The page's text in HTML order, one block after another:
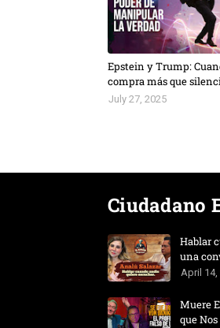
Epstein y Trump:
compra más que
July 27, 2025
Ciudadano
Hablar
una
April 14,
Muere
que